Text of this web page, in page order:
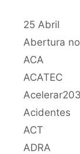
25 Abril
Abertura
ACA
ACATEC
Acidentes
ACT
ADRA